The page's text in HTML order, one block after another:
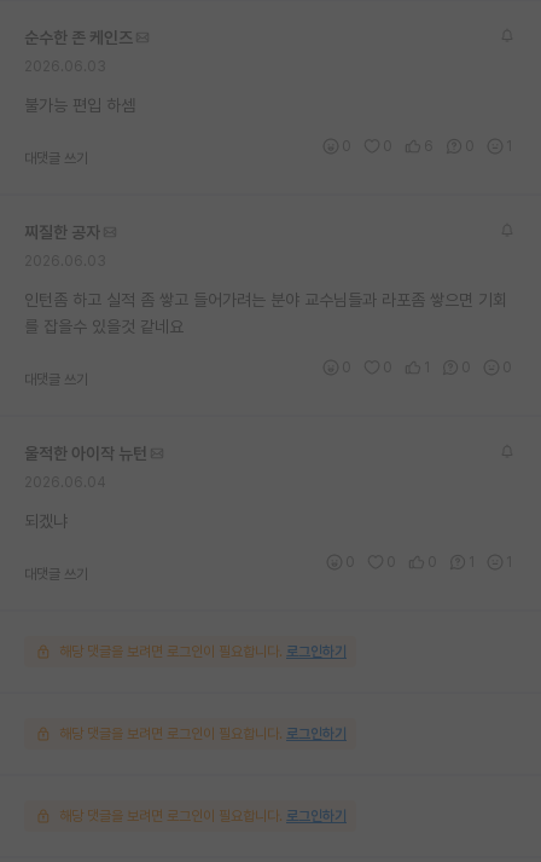
순수한 존 케인즈
불가능 편입 하셈
대댓글 쓰기
찌질한 공자
인턴좀 하고 실적 좀 쌓고 들어가려는 분야 교수님들과 라포좀 쌓으면 기회
를 잡을수 있을것 같네요
대댓글 쓰기
울적한 아이작 뉴턴
되겠냐
대댓글 쓰기
해당 댓글을 보려면 로그인이 필요합니다. 로그인하기
해당 댓글을 보려면 로그인이 필요합니다. 로그인하기
해당 댓글을 보려면 로그인이 필요합니다. 로그인하기